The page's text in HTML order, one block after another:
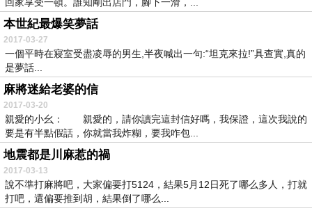
本世紀最爆笑夢話
2017-03-27
一個平時在寢室受盡凌辱的男生,半夜喊出一句:“坦克來拉!”具查實,真的
是夢話...
麻將迷給老婆的信
2017-03-20
親愛的小幺： 親愛的，請你讀完這封信好嗎，我保證，這次我說的
要是有半點假話，你就當我炸糊，要我咋包...
地震都是川麻惹的禍
2017-03-13
說不準打麻將吧，大家偏要打5124，結果5月12日死了哪么多人，打就
打吧，還偏要推到胡，結果倒了哪么...